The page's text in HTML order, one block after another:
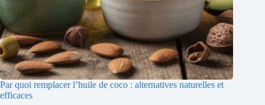
Par quoi remplacer l’huile de coco : alternatives naturelles et
efficaces